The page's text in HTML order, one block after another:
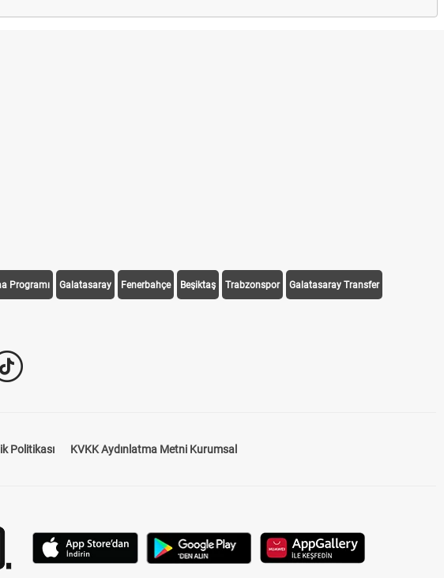
Programı Galatasaray Fenerbahçe Beşiktaş Trabzonspor Galatasaray Transfer
Politikası KVKK Aydınlatma Metni Kurumsal